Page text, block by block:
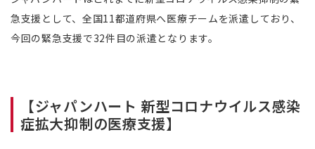
急支援として、全国11都道府県へ医療チームを派遣しており、
今回の緊急支援で32件目の派遣となります。
【ジャパンハート 新型コロナウイルス感染
症拡大抑制の医療支援】